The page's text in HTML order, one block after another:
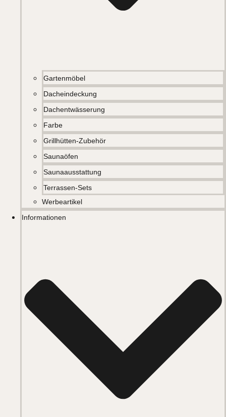
Gartenmöbel
Dacheindeckung
Dachentwässerung
Farbe
Grillhütten-Zubehör
Saunaöfen
Saunaausstattung
Terrassen-Sets
Werbeartikel
Informationen